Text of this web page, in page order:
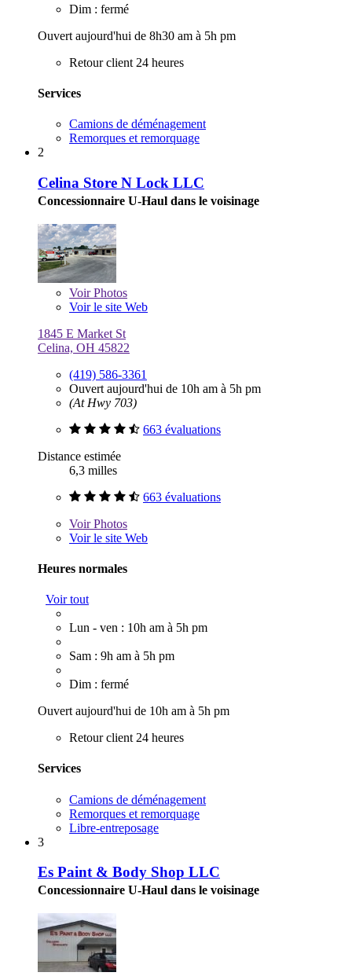
Dim : fermé
Ouvert aujourd'hui de 8h30 am à 5h pm
Retour client 24 heures
Services
Camions de déménagement
Remorques et remorquage
2
Celina Store N Lock LLC
Concessionnaire U-Haul dans le voisinage
VoirPhotos
Voir le site Web
1845 E Market St
Celina, OH 45822
(419) 586-3361
Ouvert aujourd'hui de 10h am à 5h pm
(At Hwy 703)
663 évaluations
Distance estimée
6,3 milles
663 évaluations
VoirPhotos
Voir le site Web
Heures normales
Voir tout
Lun - ven : 10h am à 5h pm
Sam : 9h am à 5h pm
Dim : fermé
Ouvert aujourd'hui de 10h am à 5h pm
Retour client 24 heures
Services
Camions de déménagement
Remorques et remorquage
Libre-entreposage
3
Es Paint & Body Shop LLC
Concessionnaire U-Haul dans le voisinage